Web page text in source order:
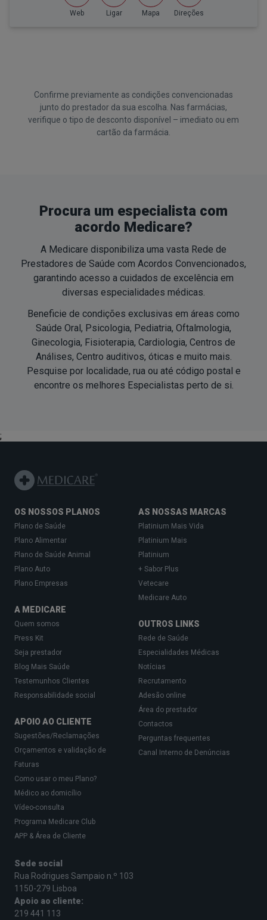
Web Ligar Mapa Direções
Confirme previamente as condições convencionadas
junto do prestador da sua escolha. Nas farmácias,
verifique o tipo de desconto disponível – imediato ou em
cartão da farmácia.
Procura um especialista com
acordo Medicare?
A Medicare disponibiliza uma vasta Rede de
Prestadores de Saúde com Acordos Convencionados,
garantindo acesso a cuidados de excelência em
diversas especialidades médicas.
Beneficie de condições exclusivas em áreas como
Saúde Oral, Psicologia, Pediatria, Oftalmologia,
Ginecologia, Fisioterapia, Cardiologia, Centros de
Análises, Centro auditivos, óticas e muito mais.
Pesquise por localidade, rua ou até código postal e
encontre os melhores Especialistas perto de si.
;
OS NOSSOS PLANOS
Plano de Saúde
Plano Alimentar
Plano de Saúde Animal
Plano Auto
Plano Empresas
A MEDICARE
Quem somos
Press Kit
Seja prestador
Blog Mais Saúde
Testemunhos Clientes
Responsabilidade social
APOIO AO CLIENTE
Sugestões/Reclamações
Orçamentos e validação de
Faturas
Como usar o meu Plano?
Médico ao domicílio
Vídeo-consulta
Programa Medicare Club
APP & Área de Cliente
AS NOSSAS MARCAS
Platinium Mais Vida
Platinium Mais
Platinium
+ Sabor Plus
Vetecare
Medicare Auto
OUTROS LINKS
Rede de Saúde
Especialidades Médicas
Notícias
Recrutamento
Adesão online
Área do prestador
Contactos
Perguntas frequentes
Canal Interno de Denúncias
Sede social
Rua Rodrigues Sampaio n.º 103
1150-279 Lisboa
Apoio ao cliente:
219 441 113